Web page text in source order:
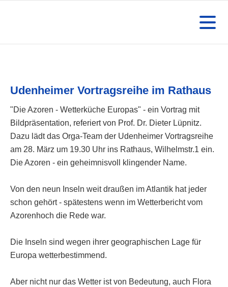
Udenheimer Vortragsreihe im Rathaus
"Die Azoren - Wetterküche Europas" - ein Vortrag mit
Bildpräsentation, referiert von Prof. Dr. Dieter Lüpnitz.
Dazu lädt das Orga-Team der Udenheimer Vortragsreihe
am 28. März um 19.30 Uhr ins Rathaus, Wilhelmstr.1 ein.
Die Azoren - ein geheimnisvoll klingender Name.
Von den neun Inseln weit draußen im Atlantik hat jeder
schon gehört - spätestens wenn im Wetterbericht vom
Azorenhoch die Rede war.
Die Inseln sind wegen ihrer geographischen Lage für
Europa wetterbestimmend.
Aber nicht nur das Wetter ist von Bedeutung, auch Flora